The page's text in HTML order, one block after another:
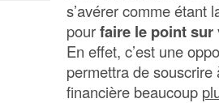
s’avérer comme étant
pourfaire le point
En effet, c’est une
permettra de
financière beaucoup